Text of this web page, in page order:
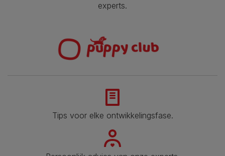
experts.
Tips voor elke ontwikkelingsfase​.